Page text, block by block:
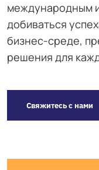
международным
добиваться
бизнес-среде,
решения для
Свяжитесь с нами